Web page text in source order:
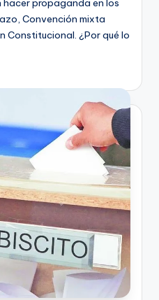
propaganda en los
Convención mixta
Constitucional. ¿Por qué lo